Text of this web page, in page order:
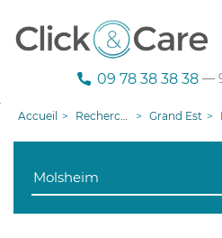
09 78 38 38 38 —
Accueil Recherche aide à domicile Grand Est